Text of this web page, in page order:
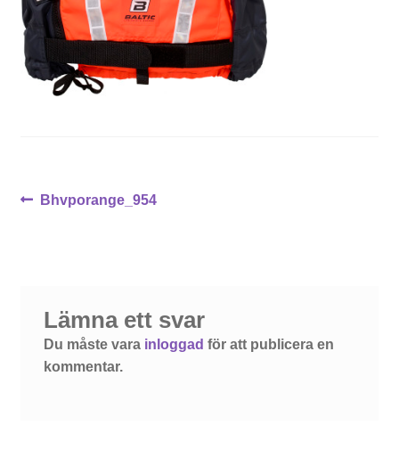
Inläggsnavigering
Föregående
Bhvporange_954
Lämna ett svar
Du måste vara inloggad för att publicera en
kommentar.